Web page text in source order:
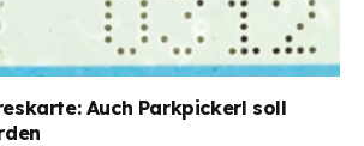
Auch Parkpickerl soll